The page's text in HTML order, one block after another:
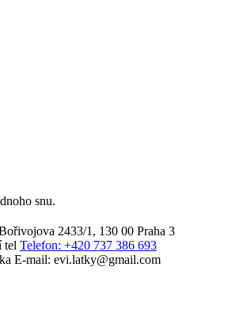
snu.
2433/1, 130 00 Praha 3
Telefon: +420 737 386 693
E-mail: evi.latky@gmail.com